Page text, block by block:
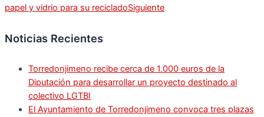
papel y vidrio para su recicladoSiguiente
Noticias Recientes
Torredonjimeno recibe cerca de 1.000 euros de la
Diputación para desarrollar un proyecto destinado al
colectivo LGTBI
El Ayuntamiento de Torredonjimeno convoca tres plazas